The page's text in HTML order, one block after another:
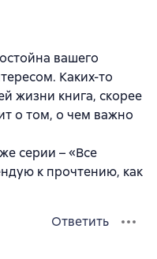
вашего
Каких-то
жизни книга, скорее
о том, о чем важно
серии – «Все
к прочтению, как
Ответить